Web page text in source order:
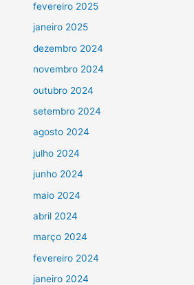
fevereiro 2025
janeiro 2025
dezembro 2024
novembro 2024
outubro 2024
setembro 2024
agosto 2024
julho 2024
junho 2024
maio 2024
abril 2024
março 2024
fevereiro 2024
janeiro 2024